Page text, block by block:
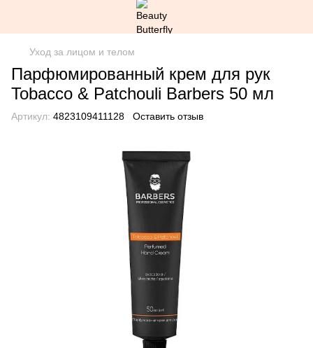
Уход за лицом и телом
Парфюмированный крем для рук
Tobacco & Patchouli Barbers 50 мл
Артикул: 4823109411128 Оставить отзыв